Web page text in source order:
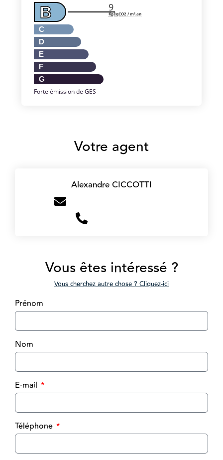
B
C
D
E
F
G
Forte émission de GES
9
KgéqCO2 / m².an
Votre agent
Alexandre CICCOTTI
Vous êtes intéressé ?
Vous cherchez autre chose ? Cliquez-ici
Prénom
Nom
E-mail
Téléphone